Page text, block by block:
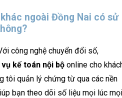
ngoài Đồng Nai có sử
công nghệ chuyển đổi số,
vụ kế toán nội bộ online cho
tôi quản lý chứng từ qua các nền
bạn theo dõi số liệu mọi lúc mọi